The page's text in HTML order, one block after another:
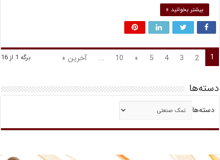
بیشتر بخوانید »
برگه 1 از 16 1
2
3
4
5
»
10
... آخرین »
دسته‌ها
دسته‌ها